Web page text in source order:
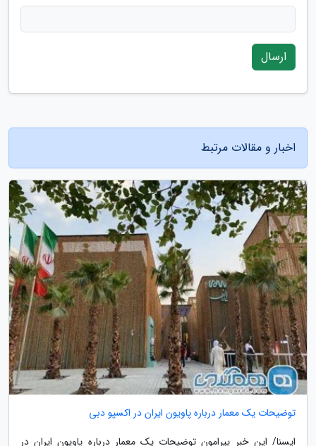
ارسال
اخبار و مقالات مرتبط
توضیحات یک معمار درباره پاویون ایران در اکسپو دبی
ایسنا/ این خبر پیرامون توضیحات یک معمار درباره پاویون ایران در